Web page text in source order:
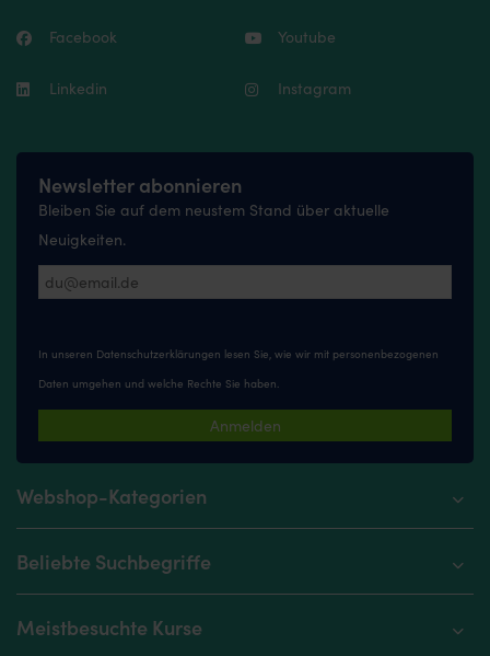
Facebook Youtube
Linkedin Instagram
Newsletter abonnieren
Bleiben Sie auf dem neustem Stand über aktuelle
Neuigkeiten.
In unseren Datenschutzerklärungen lesen Sie, wie wir mit personenbezogenen
Daten umgehen und welche Rechte Sie haben.
Anmelden
Webshop-Kategorien
Beliebte Suchbegriffe
Meistbesuchte Kurse